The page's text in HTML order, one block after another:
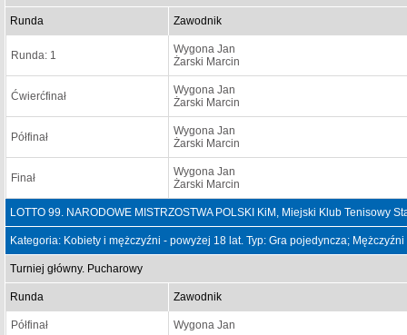
Runda Zawodnik
Runda: 1
Wygona Jan
Żarski Marcin
Ćwierćfinał
Wygona Jan
Żarski Marcin
Półfinał
Wygona Jan
Żarski Marcin
Finał
Wygona Jan
Żarski Marcin
LOTTO 99. NARODOWE MISTRZOSTWA POLSKI KiM, Miejski Klub Tenisowy
Kategoria: Kobiety i mężczyźni - powyżej 18 lat. Typ: Gra pojedyncza; Mężczyźni
Turniej główny. Pucharowy
Runda Zawodnik
Półfinał Wygona Jan